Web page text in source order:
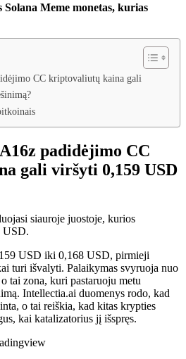
Meme monetas, kurias
CC kriptovaliutų kaina gali
padidėjimo CC
gali viršyti 0,159 USD
siauroje juostoje, kurios
USD.
USD iki 0,168 USD, pirmieji
turi išvalyti. Palaikymas svyruoja nuo
tai zona, kuri pastaruoju metu
Intellectia.ai duomenys rodo, kad
o tai reiškia, kad kitas krypties
kai katalizatorius jį išspręs.